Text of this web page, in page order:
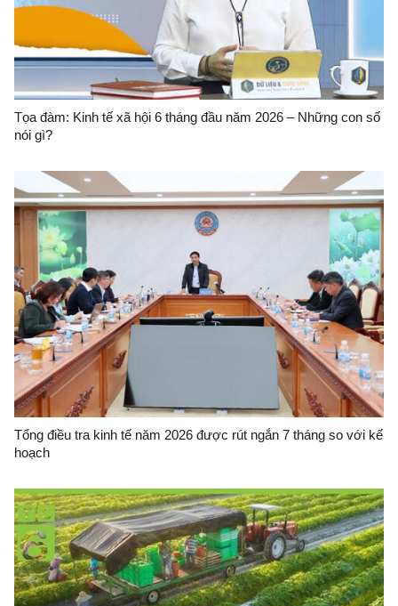
Tọa đàm: Kinh tế xã hội 6 tháng đầu năm 2026 – Những con số
nói gì?
Tổng điều tra kinh tế năm 2026 được rút ngắn 7 tháng so với kế
hoạch